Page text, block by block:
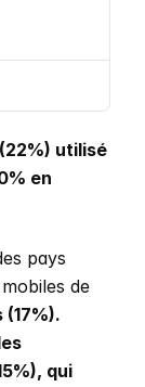
utilisé
en
pays
de
qui